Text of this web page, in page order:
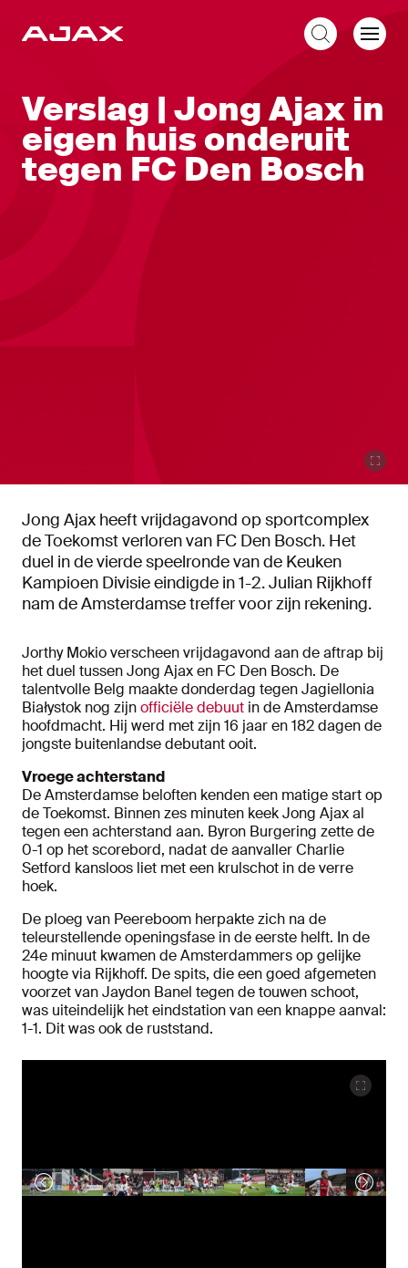
Verslag | Jong Ajax in
eigen huis onderuit
tegen FC Den Bosch
Jong Ajax heeft vrijdagavond op sportcomplex
de Toekomst verloren van FC Den Bosch. Het
duel in de vierde speelronde van de Keuken
Kampioen Divisie eindigde in 1-2. Julian Rijkhoff
nam de Amsterdamse treffer voor zijn rekening.
Jorthy Mokio verscheen vrijdagavond aan de aftrap bij
het duel tussen Jong Ajax en FC Den Bosch. De
talentvolle Belg maakte donderdag tegen Jagiellonia
Białystok nog zijnofficiële debuut in de Amsterdamse
hoofdmacht. Hij werd met zijn 16 jaar en 182 dagen de
jongste buitenlandse debutant ooit.
Vroege achterstand
De Amsterdamse beloften kenden een matige start op
de Toekomst. Binnen zes minuten keek Jong Ajax al
tegen een achterstand aan. Byron Burgering zette de
0-1 op het scorebord, nadat de aanvaller Charlie
Setford kansloos liet met een krulschot in de verre
hoek.
De ploeg van Peereboom herpakte zich na de
teleurstellende openingsfase in de eerste helft. In de
24e minuut kwamen de Amsterdammers op gelijke
hoogte via Rijkhoff. De spits, die een goed afgemeten
voorzet van Jaydon Banel tegen de touwen schoot,
was uiteindelijk het eindstation van een knappe aanval:
1-1. Dit was ook de ruststand.